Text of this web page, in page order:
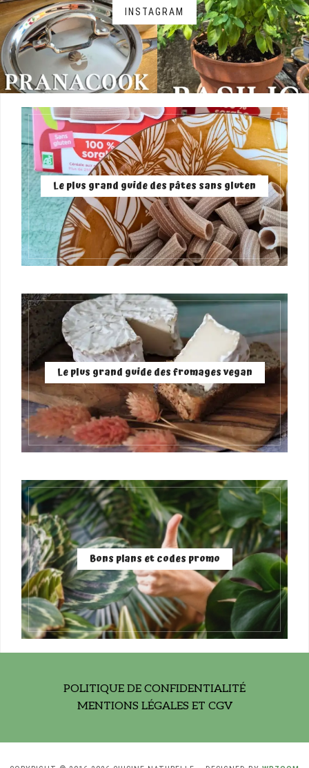
INSTAGRAM
Le plus grand guide des pâtes sans gluten
Le plus grand guide des fromages vegan
Bons plans et codes promo
POLITIQUE DE CONFIDENTIALITÉ
MENTIONS LÉGALES ET CGV